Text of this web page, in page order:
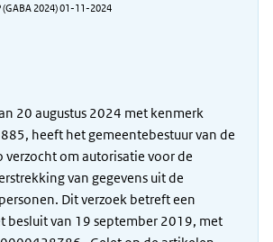
2024) 01-11-2024
20 augustus 2024 met kenmerk
heeft het gemeentebestuur van de
verzocht om autorisatie voor de
van gegevens uit de
Dit verzoek betreft een
besluit van 19 september 2019, met